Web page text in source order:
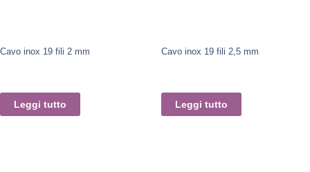
Cavo inox 19 fili 2 mm
Leggi tutto
Cavo inox 19 fili 2,5 mm
Leggi tutto